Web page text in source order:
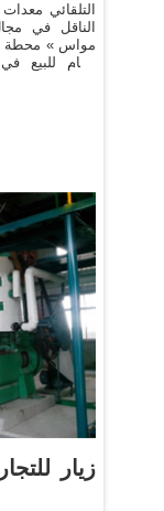
الناقل في
مواس » محطة
رخام للبيع